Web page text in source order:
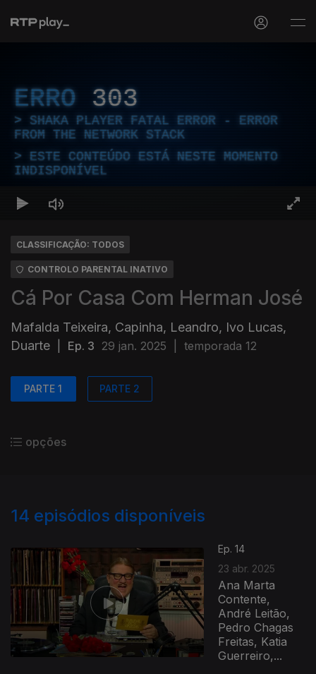
ERRO 303
SHAKA PLAYER FATAL ERROR - ERROR
FROM THE NETWORK STACK
ESTE CONTEÚDO ESTÁ NESTE MOMENTO
INDISPONÍVEL
CLASSIFICAÇÃO: TODOS
CONTROLO PARENTAL INATIVO
Cá Por Casa Com Herman José
Mafalda Teixeira, Capinha, Leandro, Ivo Lucas,
Duarte
Ep. 3 29 jan. 2025 temporada 12
PARTE 1 PARTE 2
opções
14 episódios disponíveis
Ep. 14
23 abr. 2025
Ana Marta
Contente,
André Leitão,
Pedro Chagas
Freitas, Katia
Guerreiro,...